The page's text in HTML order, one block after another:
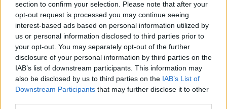
section to confirm your selection. Please note that after your
opt-out request is processed you may continue seeing
interest-based ads based on personal information utilized by
us or personal information disclosed to third parties prior to
your opt-out. You may separately opt-out of the further
disclosure of your personal information by third parties on the
IAB’s list of downstream participants. This information may
also be disclosed by us to third parties on the IAB’s List of
Downstream Participants that may further disclose it to other
Εκτέλεση
Σε ένα μπολ θρυμματίζουμε τη φέτα και με ένα πιρούνι τη
λιώνουμε καλά. Προσθέτουμε το γιαούρτι, λίγο λάδι και λίγο
ξύδι και ανακατεύουμε καλά μέχρι να γίνουν όλα τα υλικά μια
αλοιφή.
Προσθέτουμε τα μπαχαρικά μας και ανάλογα τα γευστικά μας
γούστα μειώνουμε ή αυξάνουμε την ποσότητα. Το αλάτι είναι